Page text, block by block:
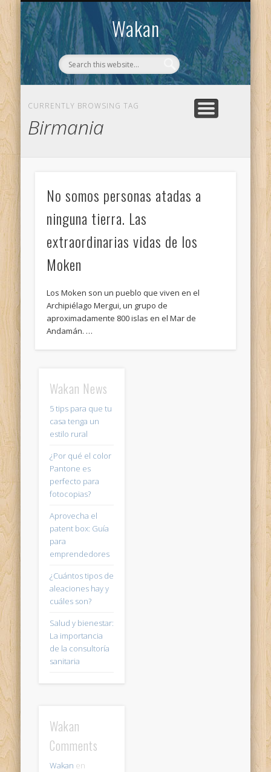
Wakan
WAKAN
CONTACTO
CURRENTLY BROWSING TAG
Birmania
No somos personas atadas a
ninguna tierra. Las
extraordinarias vidas de los
Moken
Los Moken son un pueblo que viven en el
Archipiélago Mergui, un grupo de
aproximadamente 800 islas en el Mar de
Andamán. …
Wakan News
5 tips para que tu
casa tenga un
estilo rural
¿Por qué el color
Pantone es
perfecto para
fotocopias?
Aprovecha el
patent box: Guía
para
emprendedores
¿Cuántos tipos de
aleaciones hay y
cuáles son?
Salud y bienestar:
La importancia
de la consultoría
sanitaria
Wakan
Comments
Wakan en